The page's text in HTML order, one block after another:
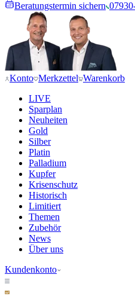
Beratungstermin sichern
Konto Merkzettel Warenkorb
LIVE
Sparplan
Neuheiten
Gold
Silber
Platin
Palladium
Kupfer
Krisenschutz
Historisch
Limitiert
Themen
Zubehör
News
Über uns
Kundenkonto